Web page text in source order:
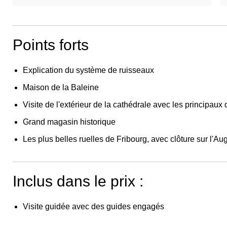
Points forts
Explication du système de ruisseaux
Maison de la Baleine
Visite de l'extérieur de la cathédrale avec les principaux
Grand magasin historique
Les plus belles ruelles de Fribourg, avec clôture sur
Inclus dans le prix :
Visite guidée avec des guides engagés